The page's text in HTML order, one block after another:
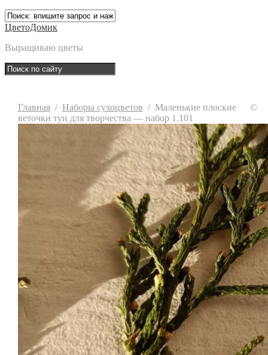
ЦветоДомик
Выращиваю цветы
Главная/ Наборы сухоцветов / Маленькие плоские
веточки туи для творчества — набор 1.101
©